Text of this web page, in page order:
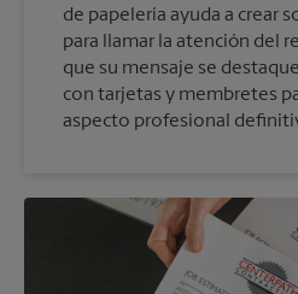
de papelería ayuda a crear
para llamar la atención del
que su mensaje se
con tarjetas y membretes
aspecto profesional